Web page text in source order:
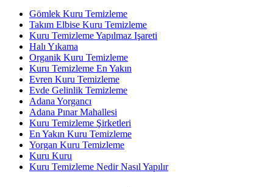
Gömlek Kuru Temizleme
Takım Elbise Kuru Temizleme
Kuru Temizleme Yapılmaz Işareti
Halı Yıkama
Organik Kuru Temizleme
Kuru Temizleme En Yakın
Evren Kuru Temizleme
Evde Gelinlik Temizleme
Adana Yorgancı
Adana Pınar Mahallesi
Kuru Temizleme Şirketleri
En Yakın Kuru Temizleme
Yorgan Kuru Temizleme
Kuru Kuru
Kuru Temizleme Nedir Nasıl Yapılır